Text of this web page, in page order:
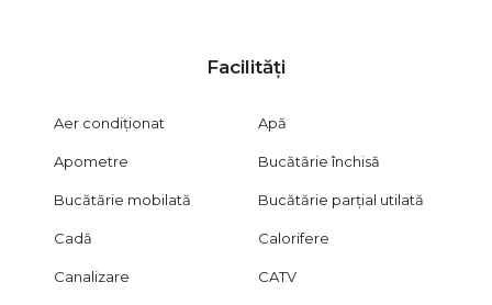
Clinici private de top: Ponderas, MedLife Caramfil
expat din București, a diplomaților și a profesioniștilor cu
Apartamentul este disponibil imediat.
vă stăm la dispoziție cu plăcere.
Facilități
Aer condiționat Apă
Apometre Bucătărie închisă
Bucătărie mobilată Bucătărie parțial utilată
Cadă Calorifere
Canalizare CATV